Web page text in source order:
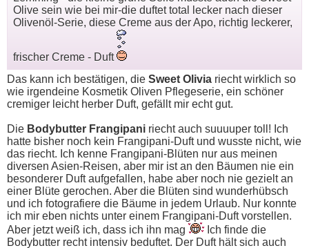
Olive sein wie bei mir-die duftet total lecker nach dieser
Olivenöl-Serie, diese Creme aus der Apo, richtig leckerer,
frischer Creme - Duft
Das kann ich bestätigen, die Sweet Olivia riecht wirklich so
wie irgendeine Kosmetik Oliven Pflegeserie, ein schöner
cremiger leicht herber Duft, gefällt mir echt gut.
Die Bodybutter Frangipani riecht auch suuuuper toll! Ich
hatte bisher noch kein Frangipani-Duft und wusste nicht, wie
das riecht. Ich kenne Frangipani-Blüten nur aus meinen
diversen Asien-Reisen, aber mir ist an den Bäumen nie ein
besonderer Duft aufgefallen, habe aber noch nie gezielt an
einer Blüte gerochen. Aber die Blüten sind wunderhübsch
und ich fotografiere die Bäume in jedem Urlaub. Nur konnte
ich mir eben nichts unter einem Frangipani-Duft vorstellen.
Aber jetzt weiß ich, dass ich ihn mag
Ich finde die
Bodybutter recht intensiv beduftet. Der Duft hält sich auch